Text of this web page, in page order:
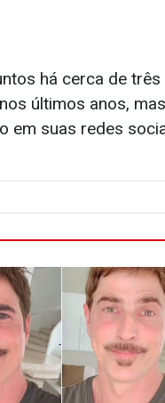
há cerca de
últimos anos,
em suas redes